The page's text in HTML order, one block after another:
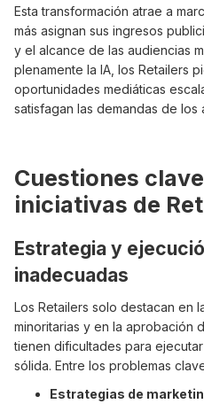
Esta transformación atrae a
más asignan sus ingresos
y el alcance de las audiencias
plenamente la IA, los Retailers
oportunidades mediáticas
satisfagan las demandas de los
Cuestiones
iniciativas de
Estrategia y
inadecuadas
Los Retailers solo destacan en
minoritarias y en la aprobación
tienen dificultades para
sólida. Entre los problemas
Estrategias de